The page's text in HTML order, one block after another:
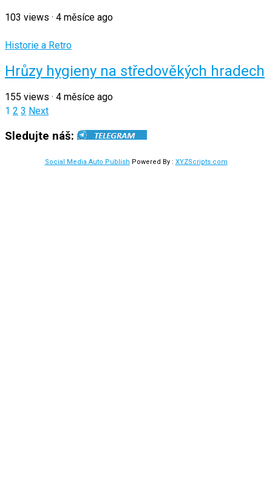
103 views · 4 měsíce ago
Historie a Retro
Hrůzy hygieny na středověkých hradech
155 views · 4 měsíce ago
Stránkování
1 2 3 Next
Sledujte náš:
Social Media Auto Publish Powered By : XYZScripts.com